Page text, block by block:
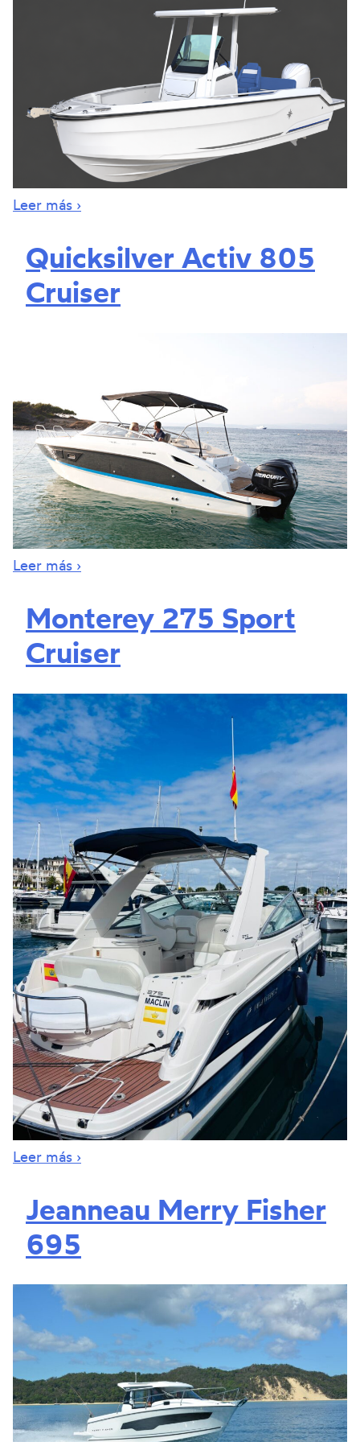
Leer más ›
Quicksilver Activ 805
Cruiser
Leer más ›
Monterey 275 Sport
Cruiser
Leer más ›
Jeanneau Merry Fisher
695